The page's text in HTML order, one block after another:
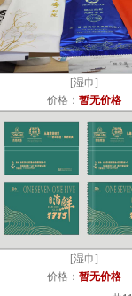
[湿巾]
价格： 暂无价格
[湿巾]
价格： 暂无价格